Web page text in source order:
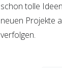
schon tolle
neuen Projekte
verfolgen.